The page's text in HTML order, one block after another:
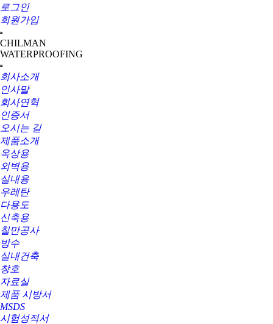
로그인
회원가입
CHILMAN
WATERPROOFING
회사소개
인사말
회사연혁
인증서
오시는 길
제품소개
옥상용
외벽용
실내용
우레탄
다용도
신축용
칠만공사
방수
실내건축
창호
자료실
제품 시방서
MSDS
시험성적서